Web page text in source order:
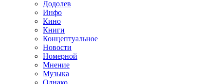
Додолев
Инфо
Кино
Книги
Концептуальное
Новости
Номерной
Мнение
Музыка
Однако